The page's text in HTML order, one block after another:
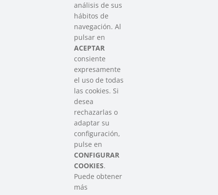
SAREEN SAREA
Asociación que agrupa a las redes
del Tercer Sector Social en Euskadi
Contacto
info@sareensarea.eu
Iparraguirre, 9 lonja – 48009 Bilbao
946 569 230
Colabora
análisis de sus
hábitos de
navegación. Al
pulsar en
ACEPTAR
consiente
expresamente
el uso de todas
las cookies. Si
desea
rechazarlas o
adaptar su
configuración,
pulse en
CONFIGURAR
COOKIES.
Puede obtener
más